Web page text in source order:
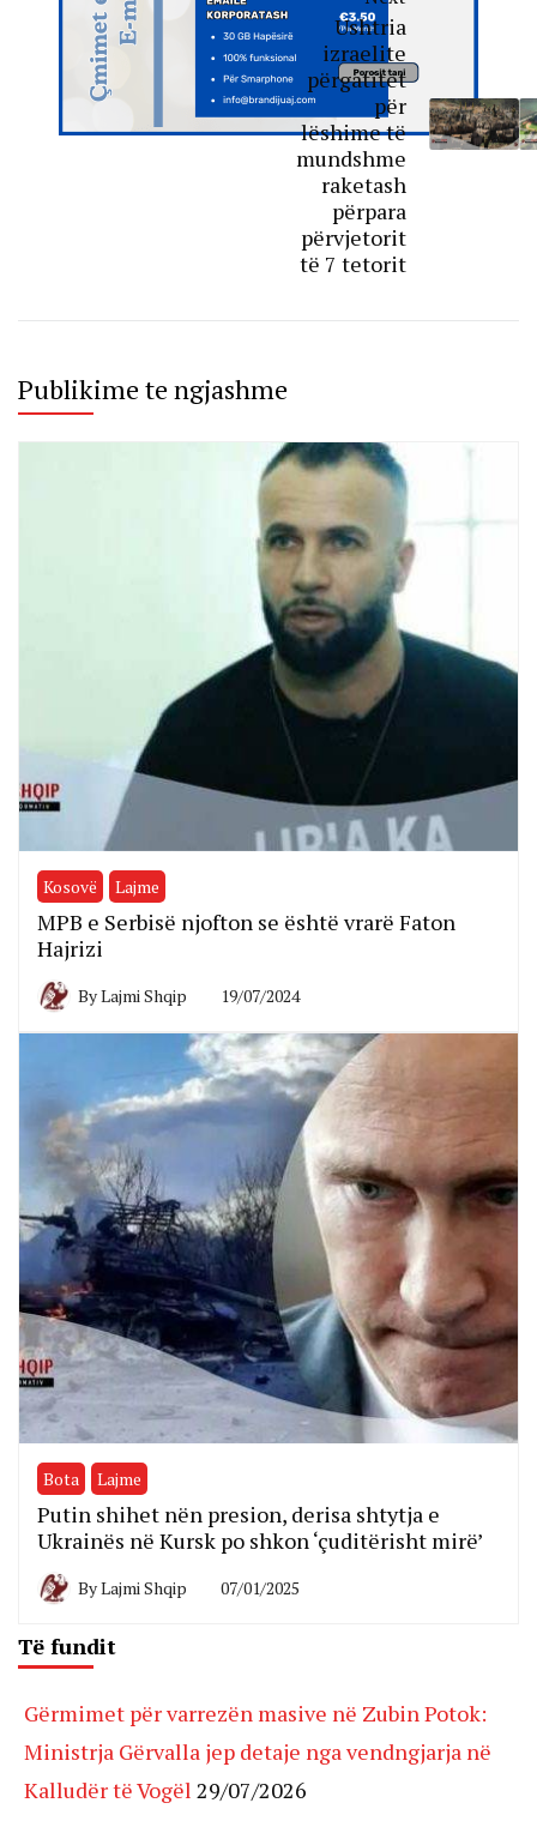
Ushtria
izraelite
përgatitet
për
lëshime të
mundshme
raketash
përpara
përvjetorit
të 7 tetorit
Publikime te ngjashme
Kosovë Lajme
MPB e Serbisë njofton se është vrarë Faton
Hajrizi
ByLajmi Shqip 19/07/2024
Bota Lajme
Putin shihet nën presion, derisa shtytja e
Ukrainës në Kursk po shkon ‘çuditërisht mirë’
ByLajmi Shqip 07/01/2025
Të fundit
Gërmimet për varrezën masive në Zubin Potok:
Ministrja Gërvalla jep detaje nga vendngjarja në
Kalludër të Vogël 29/07/2026